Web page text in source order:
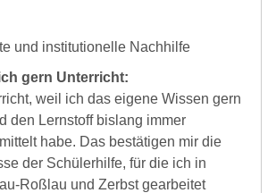
und institutionelle Nachhilfe
gern Unterricht:
weil ich das eigene Wissen gern
den Lernstoff bislang immer
habe. Das bestätigen mir die
der Schülerhilfe, für die ich in
Roßlau und Zerbst gearbeitet